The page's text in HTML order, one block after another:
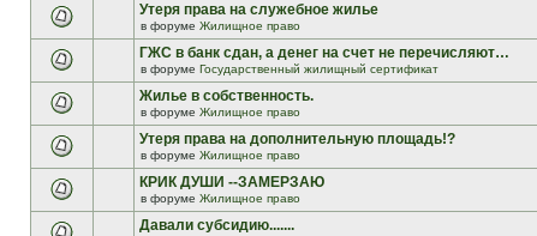
Утеря права на служебное жилье
в форуме Жилищное право
ГЖС в банк сдан, а денег на счет не перечисляют…
в форуме Государственный жилищный сертификат
Жилье в собственность.
в форуме Жилищное право
Утеря права на дополнительную площадь!?
в форуме Жилищное право
КРИК ДУШИ --ЗАМЕРЗАЮ
в форуме Жилищное право
Давали субсидию.......